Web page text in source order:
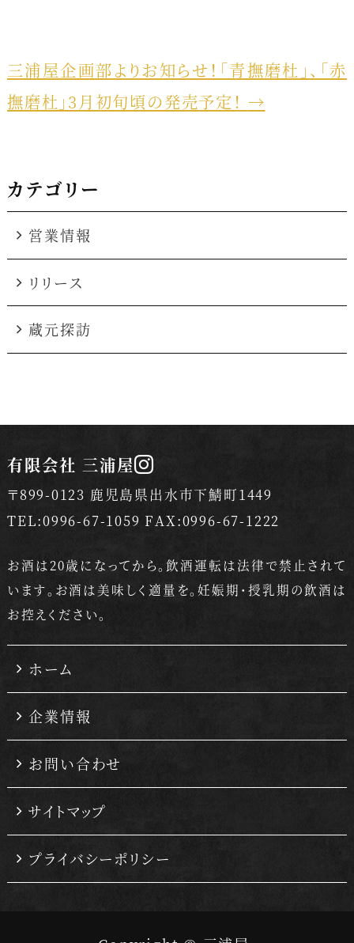
k
三浦屋企画部よりお知らせ！「青撫磨杜」、「赤
撫磨杜」3月初旬頃の発売予定！ →
カテゴリー
営業情報
リリース
蔵元探訪
有限会社 三浦屋
〒899-0123 鹿児島県出水市下鯖町1449
TEL:0996-67-1059 FAX:0996-67-1222
お酒は20歳になってから。飲酒運転は法律で禁止されて
います。 お酒は美味しく適量を。妊娠期・授乳期の飲酒は
お控えください。
ホーム
企業情報
お問い合わせ
サイトマップ
プライバシーポリシー